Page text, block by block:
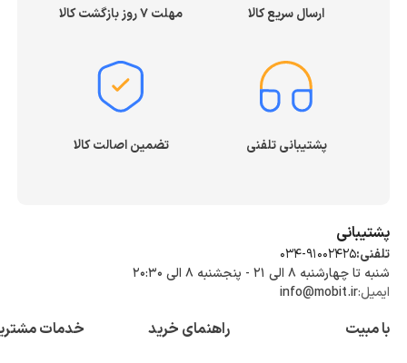
ارسال سریع کالا مهلت ۷ روز بازگشت کالا
پشتیبانی تلفنی تضمین اصالت کالا
پشتیبانی
تلفنی:034-91002425
شنبه تا چهارشنبه ۸ الی ۲۱ - پنجشنبه 8 الی ۲۰:۳۰
ایمیل:info@mobit.ir
با مبیت راهنمای خرید خدمات